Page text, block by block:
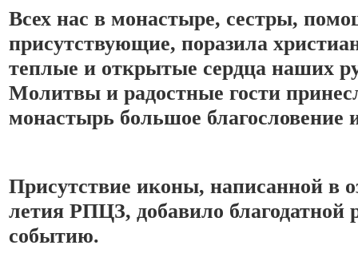
Всех нас в монастыре, сестры,
присутствующие, поразила
Молитвы и радостные гости
монастырь большое благословение
Присутствие иконы, написанной в
летия РПЦЗ, добавило благодатной
событию.